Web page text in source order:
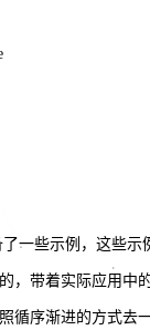
一些示例，这些示
，带着实际应用中
循序渐进的方式去